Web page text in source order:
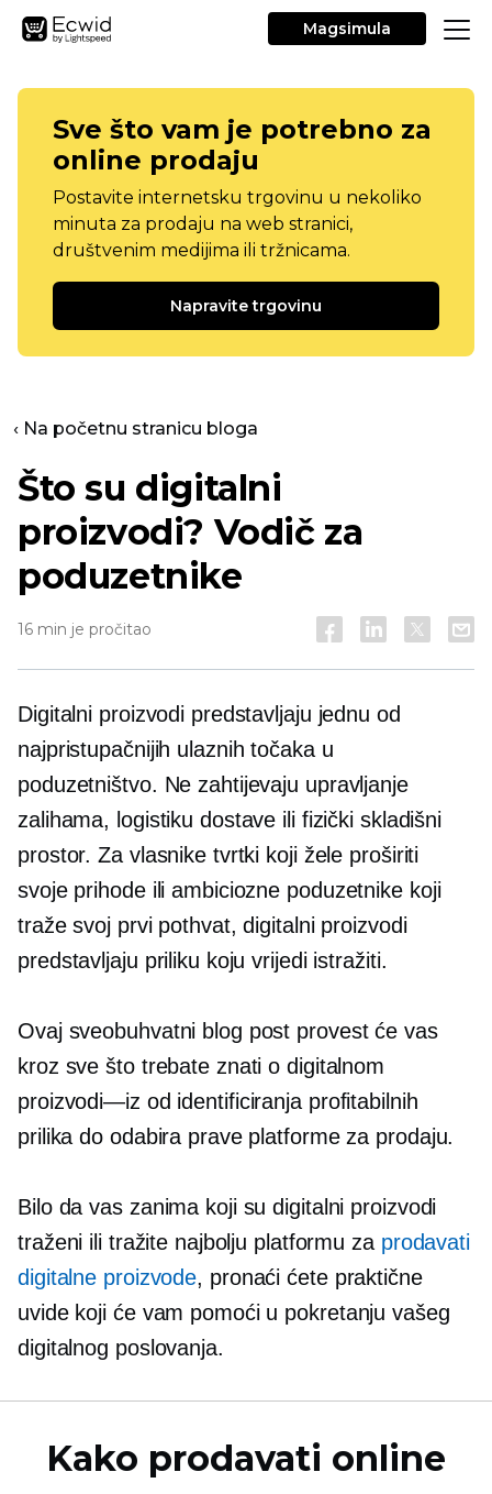
Magsimula
Sve što vam je potrebno za
online prodaju
Postavite internetsku trgovinu u nekoliko
minuta za prodaju na web stranici,
društvenim medijima ili tržnicama.
Napravite trgovinu
‹ Na početnu stranicu bloga
Što su digitalni
proizvodi? Vodič za
poduzetnike
16 min je pročitao
Digitalni proizvodi predstavljaju jednu od
najpristupačnijih ulaznih točaka u
poduzetništvo. Ne zahtijevaju upravljanje
zalihama, logistiku dostave ili fizički skladišni
prostor. Za vlasnike tvrtki koji žele proširiti
svoje prihode ili ambiciozne poduzetnike koji
traže svoj prvi pothvat, digitalni proizvodi
predstavljaju priliku koju vrijedi istražiti.
Ovaj sveobuhvatni blog post provest će vas
kroz sve što trebate znati o digitalnom
proizvodi—iz od identificiranja profitabilnih
prilika do odabira prave platforme za prodaju.
Bilo da vas zanima koji su digitalni proizvodi
traženi ili tražite najbolju platformu za prodavati
digitalne proizvode, pronaći ćete praktične
uvide koji će vam pomoći u pokretanju vašeg
digitalnog poslovanja.
Kako prodavati online